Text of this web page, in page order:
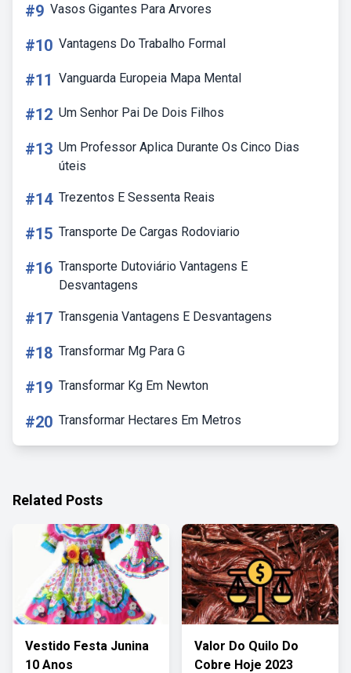
#9 Vasos Gigantes Para Arvores
#10 Vantagens Do Trabalho Formal
#11 Vanguarda Europeia Mapa Mental
#12 Um Senhor Pai De Dois Filhos
#13 Um Professor Aplica Durante Os Cinco Dias
úteis
#14 Trezentos E Sessenta Reais
#15 Transporte De Cargas Rodoviario
#16 Transporte Dutoviário Vantagens E
Desvantagens
#17 Transgenia Vantagens E Desvantagens
#18 Transformar Mg Para G
#19 Transformar Kg Em Newton
#20 Transformar Hectares Em Metros
Related Posts
Vestido Festa Junina
10 Anos
Valor Do Quilo Do
Cobre Hoje 2023